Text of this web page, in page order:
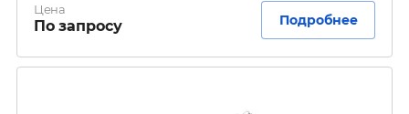
Цена
По запросу Подробнее